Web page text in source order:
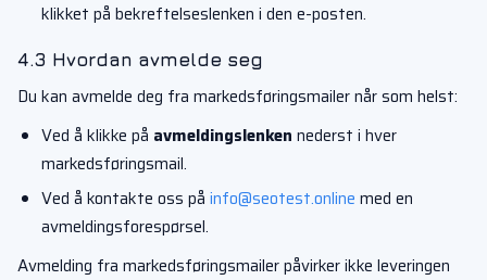
klikket på bekreftelseslenken i den e-posten.
4.3 Hvordan avmelde seg
Du kan avmelde deg fra markedsføringsmailer når som helst:
Ved å klikke på avmeldingslenken nederst i hver
markedsføringsmail.
Ved å kontakte oss på info@seotest.online med en
avmeldingsforespørsel.
Avmelding fra markedsføringsmailer påvirker ikke leveringen